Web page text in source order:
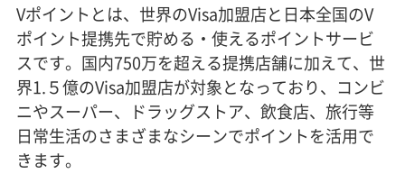
Vポイントとは、世界のVisa加盟店と日本全国のV
ポイント提携先で貯める・使えるポイントサービ
スです。国内750万を超える提携店舗に加えて、世
界1.５億のVisa加盟店が対象となっており、コンビ
ニやスーパー、ドラッグストア、飲食店、旅行等
日常生活のさまざまなシーンでポイントを活用で
きます。